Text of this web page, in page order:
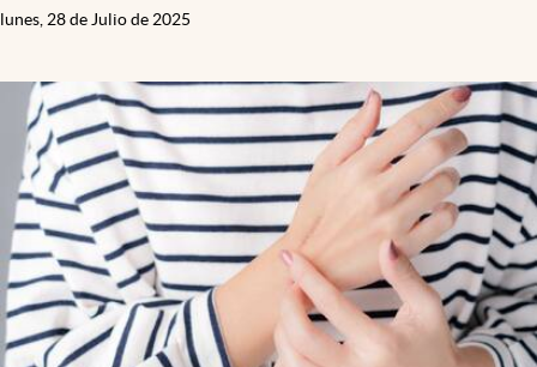
lunes, 28 de Julio de 2025